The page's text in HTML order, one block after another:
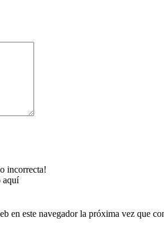
incorrecta!
aquí
en este navegador la próxima vez que